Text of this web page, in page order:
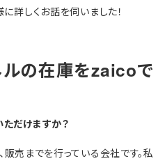
詳しくお話を伺いました！
の在庫をzaicoで
だけますか？
販売までを行っている会社です。私